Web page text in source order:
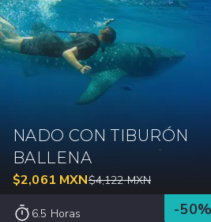
NADO CON TIBURÓN
BALLENA
$2,061 MXN$4,122 MXN
-50%
6.5 Horas